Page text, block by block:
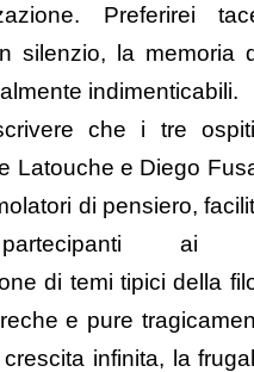
Preferirei
silenzio, la memoria
indimenticabili.
che i tre
Latouche e Diego
di pensiero,
ai
di temi tipici della
e pure
infinita, la